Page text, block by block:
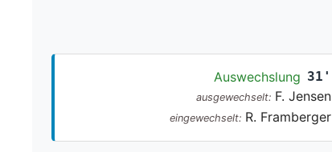
Auswechslung 31'
ausgewechselt: F. Jensen
eingewechselt: R. Framberger